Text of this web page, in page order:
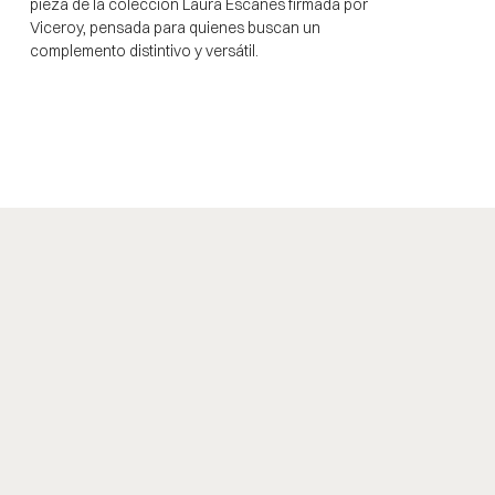
Viceroy, pensada para quienes buscan un
complemento distintivo y versátil.